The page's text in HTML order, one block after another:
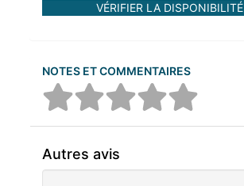
VÉRIFIER LA DISPONIBILITÉ
NOTES ET COMMENTAIRES
Autres avis